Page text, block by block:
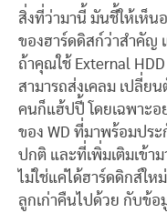
สิ่งที่ว่ามานี้ มันชี้ให้เห็น
ของฮาร์ดดิสก์ว่าสำคัญ
ถ้าคุณใช้ External
สามารถส่งเคลม เปลี่ย
คนก็แฮ้ปปี้ โดยเฉพาะอ
ของ WD ที่มาพร้อมประ
ปกติ และที่เพิ่มเติมเข้า
ไม่ใช่แค่ได้ฮาร์ดดิกส์ใ
ลูกเก่าคืนไปด้วย กับข้